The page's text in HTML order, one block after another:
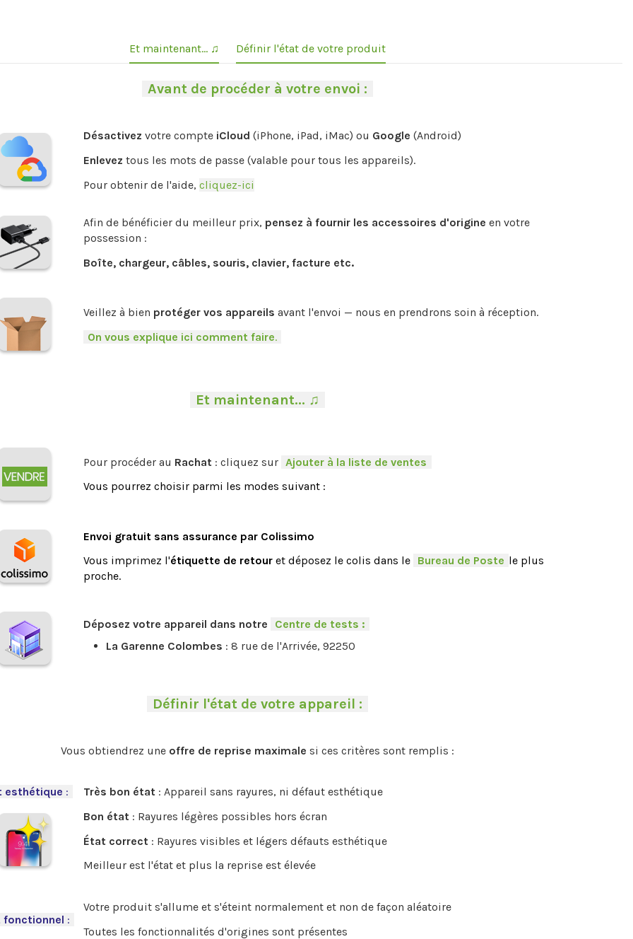
Et maintenant... ♫ Définir l'état de votre produit
Avant de procéder à votre envoi :
Désactivez votre compte iCloud (iPhone, iPad, iMac) ou Google (Android)
Enlevez tous les mots de passe (valable pour tous les appareils).
Pour obtenir de l'aide, cliquez-ici
Afin de bénéficier du meilleur prix, pensez à fournir les accessoires d'origine en votre
possession :
Boîte, chargeur, câbles, souris, clavier, facture etc.
Veillez à bien protéger vos appareils avant l'envoi — nous en prendrons soin à réception.
On vous explique ici comment faire.-
Et maintenant... ♫
Pour procéder au Rachat : cliquez sur Ajouter à la liste de ventes
Vous pourrez choisir parmi les modes suivant :
Envoi gratuit sans assurance par Colissimo
Vous imprimez l'étiquette de retour et déposez le colis dans le Bureau de Poste le plus
proche.
Déposez votre appareil dans notre
Centre de tests :
La Garenne Colombes : 8 rue de l'Arrivée, 92250
Définir l'état de votre appareil :
Vous obtiendrez une offre de reprise maximale si ces critères sont remplis :
esthétique : Très bon état: Appareil sans rayures, ni défaut esthétique
Bon état : Rayures légères possibles hors écran
État correct : Rayures visibles et légers défauts esthétique
Meilleur est l'état et plus la reprise est élevée
fonctionnel :
Votre produit s'allume et s'éteint normalement et non de façon aléatoire
Toutes les fonctionnalités d'origines sont présentes